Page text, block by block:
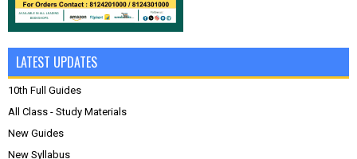
LATEST UPDATES
10th Full Guides
All Class - Study Materials
New Guides
New Syllabus